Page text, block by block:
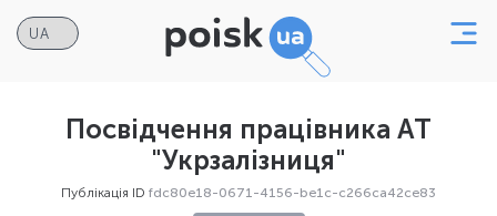
Посвідчення працівника АТ
"Укрзалізниця"
Публікація ID fdc80e18-0671-4156-be1c-c266ca42ce83